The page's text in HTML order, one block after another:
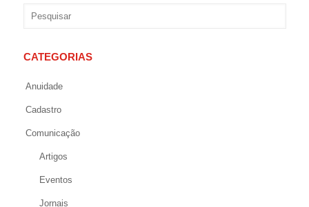
CATEGORIAS
Anuidade
Cadastro
Comunicação
Artigos
Eventos
Jornais